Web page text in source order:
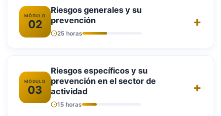
MÓDULO
02
Riesgos generales y su
prevención
25 horas
MÓDULO
03
Riesgos específicos y su
prevención en el sector de
actividad
15 horas